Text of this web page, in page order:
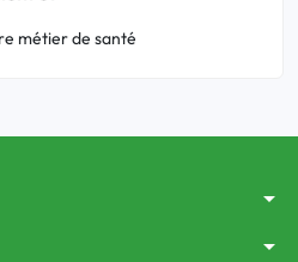
métier de santé
arrow_drop_down
arrow_drop_down